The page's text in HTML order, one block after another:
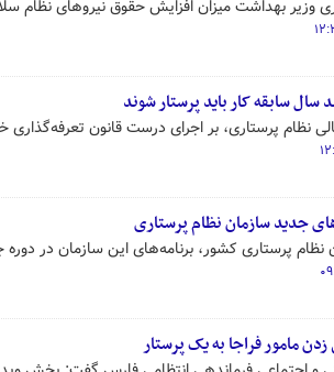
وزیر بهداشت میزان افزایش حقوق نیروهای نظام
سال سابقه کار باید پرستار شوند
نظام پرستاری، بر اجرای درست قانون
جدید سازمان نظام پرستاری
پرستاری کشور، برنامه‌های این سازمان در دوره
مامور فراجا به یک پرستار